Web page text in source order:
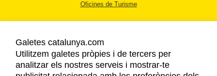
Oficines de Turisme
AVÍS LEGAL
Galetes catalunya.com
Utilitzem galetes pròpies i de tercers per
analitzar els nostres serveis i mostrar-te